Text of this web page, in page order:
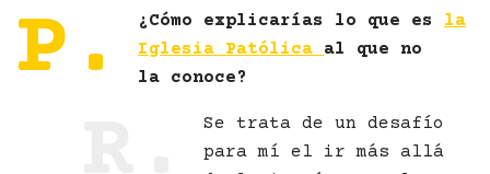
P. ¿Cómo explicarías lo que es la
Iglesia Patólica al que no
la conoce?
Se trata de un desafío
para mí el ir más allá